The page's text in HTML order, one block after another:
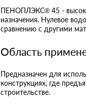
ПЕНОПЛЭКС® 45 -
назначения. Нулевое
сравнению с другими
Область
Предназначен для
конструкциях, где
строительстве.